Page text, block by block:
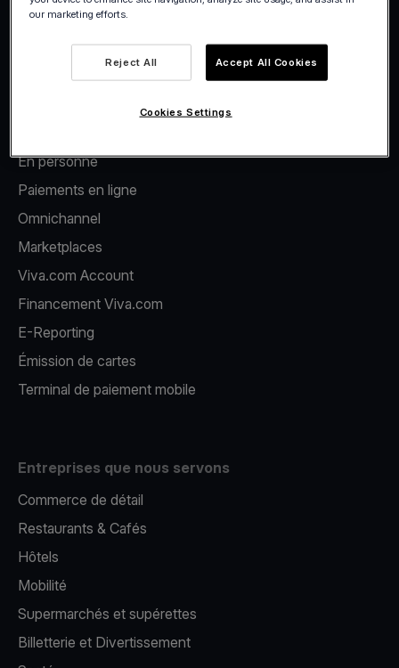
En personne
Paiements en ligne
Omnichannel
Marketplaces
Viva.com Account
Financement Viva.com
E-Reporting
Émission de cartes
Terminal de paiement mobile
Entreprises que nous servons
Commerce de détail
Restaurants & Cafés
Hôtels
Mobilité
Supermarchés et supérettes
Billetterie et Divertissement
our marketing efforts.
Reject All Accept All Cookies
Cookies Settings